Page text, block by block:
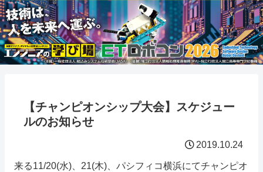
【チャンピオンシップ大会】スケジュー
ルのお知らせ
2019.10.24
来る11/20(水)、21(木)、パシフィコ横浜にてチャンピオ